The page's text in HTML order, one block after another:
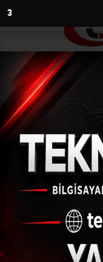
2
Anasayfa Ekonomi
Dış
(İHA) - İhlas Haber
Dış ticaret
arttı